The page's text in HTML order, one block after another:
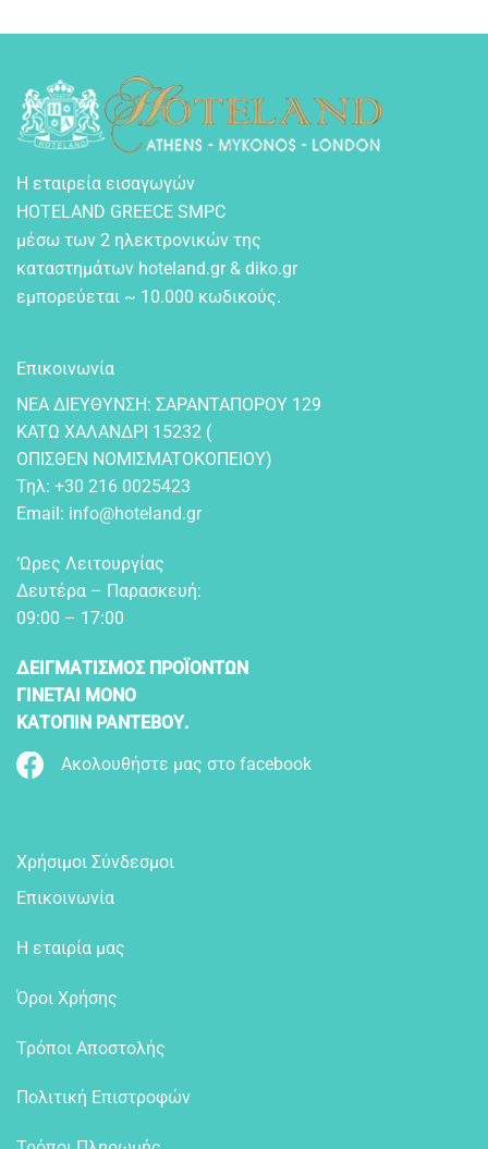
Η εταιρεία εισαγωγών
HOTELAND GREECE SMPC
μέσω των 2 ηλεκτρονικών της
καταστημάτων hoteland.gr & diko.gr
εμπορεύεται ~ 10.000 κωδικούς.
Επικοινωνία
NEA ΔIEYΘYNΣH: ΣAPANTAΠOPOY 129
KATΩ XAΛANΔPI 15232 (
OΠIΣΘEN NOMIΣMATOKOΠEIOY)
Τηλ: +30 216 0025423
Email: info@hoteland.gr
‘Ωρες Λειτουργίας
Δευτέρα – Παρασκευή:
09:00 – 17:00
ΔΕΙΓΜΑΤΙΣΜΟΣ ΠΡΟΪΟΝΤΩΝ
ΓΙΝΕΤΑΙ ΜΟΝΟ
ΚΑΤΟΠΙΝ ΡΑΝΤΕΒΟΥ.
Ακολουθήστε μας στο facebook
Χρήσιμοι Σύνδεσμοι
Επικοινωνία
Η εταιρία μας
Όροι Χρήσης
Τρόποι Αποστολής
Πολιτική Επιστροφών